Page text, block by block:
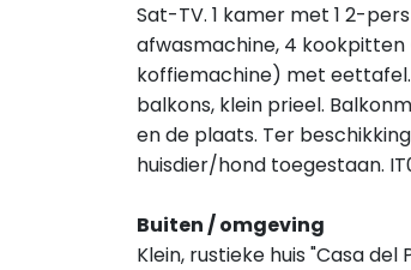
Sat-TV. 1 kamer met 1 2-
afwasmachine, 4
koffiemachine) met
balkons, klein prieel.
en de plaats. Ter
huisdier/hond toegestaan.
Buiten / omgeving
Klein, rustieke huis "Casa